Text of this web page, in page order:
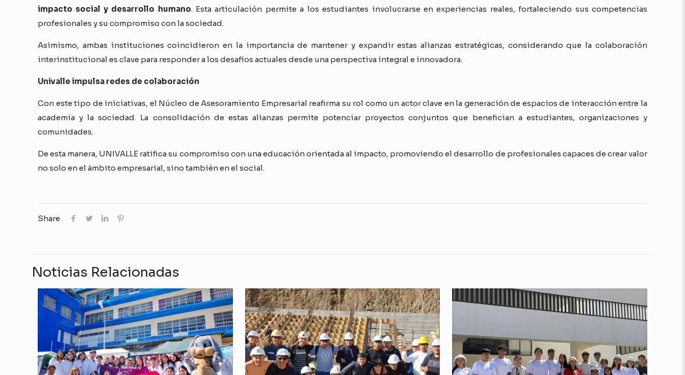
impacto social y desarrollo humano. Esta articulación permite a los estudiantes involucrarse en experiencias reales, fortaleciendo sus competencias
profesionales y su compromiso con la sociedad.
Asimismo, ambas instituciones coincidieron en la importancia de mantener y expandir estas alianzas estratégicas, considerando que la colaboración
interinstitucional es clave para responder a los desafíos actuales desde una perspectiva integral e innovadora.
Univalle impulsa redes de colaboración
Con este tipo de iniciativas, el Núcleo de Asesoramiento Empresarial reafirma su rol como un actor clave en la generación de espacios de interacción entre la
academia y la sociedad. La consolidación de estas alianzas permite potenciar proyectos conjuntos que benefician a estudiantes, organizaciones y
comunidades.
De esta manera, UNIVALLE ratifica su compromiso con una educación orientada al impacto, promoviendo el desarrollo de profesionales capaces de crear valor
no solo en el ámbito empresarial, sino también en el social.
Share
Noticias Relacionadas